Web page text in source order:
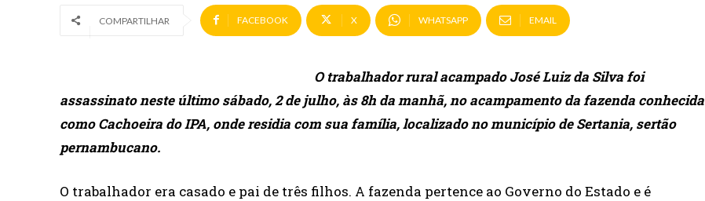
COMPARTILHAR FACEBOOK X WHATSAPP EMAIL
O trabalhador rural acampado José Luiz da Silva foi
assassinato neste último sábado, 2 de julho, às 8h da manhã, no acampamento da fazenda conhecida
como Cachoeira do IPA, onde residia com sua família, localizado no município de Sertania, sertão
pernambucano.
O trabalhador era casado e pai de três filhos. A fazenda pertence ao Governo do Estado e é